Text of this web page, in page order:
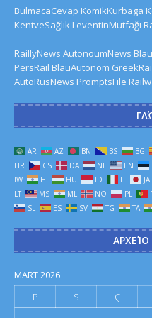
BulmacaCevap KomikKurbaga
KentveSağlık LeventinMutfağı
RaillyNews AutonoumNews
PersRail BlauAutonom
AutoRusNews PromptsFile
AR AZ BN BS BG
HR
CS DA NL EN
IW
HI HU ID IT JA
LT
MS ML NO PL
SL
ES SV TG TA
MART 2026
P
S Ç